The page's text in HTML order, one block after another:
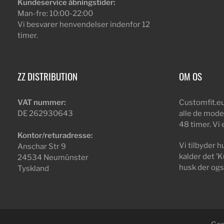
PILGRIM
POLICE
RALPH LAUREN
REPLAY
REVO
ROBERTA DI CAMERINO
Kundeservice åbningstider:
Man-fre: 10:00-22:00
Vi besvarer henvendelser indenfor 12
timer.
ZZ DISTRIBUTION
VAT nummer:
DE 262930643
Kontor/returadresse:
Anschar Str 9
24534 Neumünster
Tyskland
OM OS
alle de
48 timer. Vi
Vi tilbyder
kalder det
husk der